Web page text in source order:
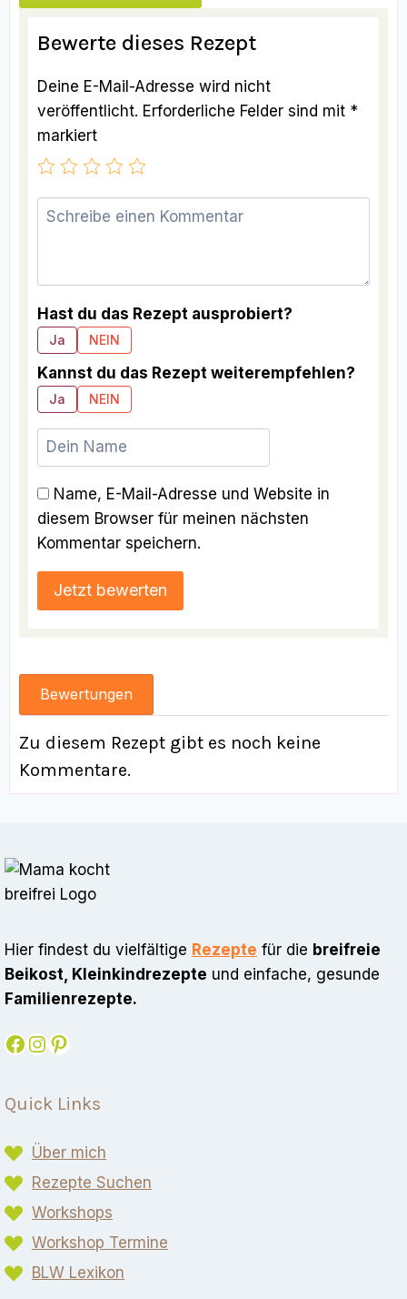
Bewerte dieses Rezept
Deine E-Mail-Adresse wird nicht
veröffentlicht. Erforderliche Felder sind mit *
markiert
Hast du das Rezept ausprobiert?
Ja NEIN
Kannst du das Rezept weiterempfehlen?
Ja NEIN
Name, E-Mail-Adresse und Website in
diesem Browser für meinen nächsten
Kommentar speichern.
Bewertungen
Zu diesem Rezept gibt es noch keine
Kommentare.
Hier findest du vielfältige Rezepte für die breifreie
Beikost, Kleinkindrezepte und einfache, gesunde
Familienrezepte.
Facebook
Instagram
Pinterest
Quick Links
Über mich
Rezepte Suchen
Workshops
Workshop Termine
BLW Lexikon​